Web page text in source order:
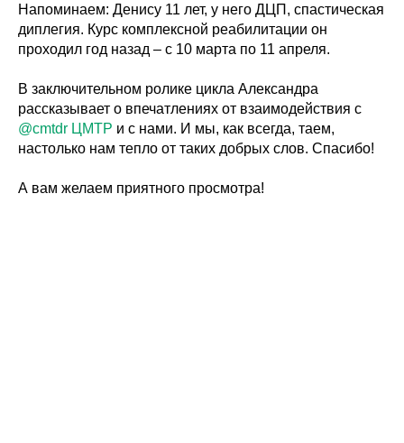
Напоминаем: Денису 11 лет, у него ДЦП, спастическая
диплегия. Курс комплексной реабилитации он
проходил год назад – с 10 марта по 11 апреля.
В заключительном ролике цикла Александра
рассказывает о впечатлениях от взаимодействия с
@cmtdr ЦМТР и с нами. И мы, как всегда, таем,
настолько нам тепло от таких добрых слов. Спасибо!
А вам желаем приятного просмотра!